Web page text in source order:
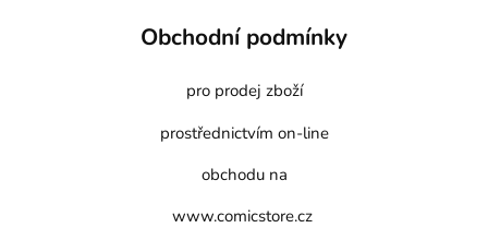
Obchodní podmínky
pro prodej zboží
prostřednictvím on-line
obchodu na
www.comicstore.cz